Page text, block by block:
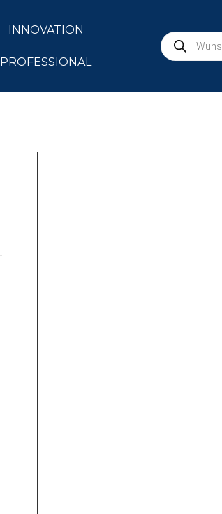
INNOVATION
PROFESSIONAL